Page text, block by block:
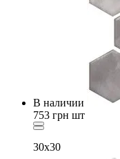
В наличии
753 грн шт
30x30